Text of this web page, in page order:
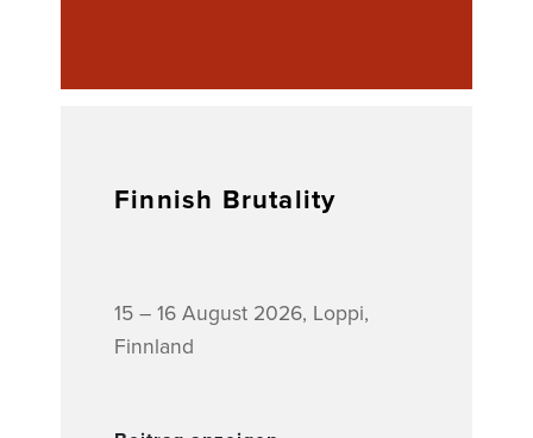
Finnish Brutality
15 – 16 August 2026, Loppi,
Finnland